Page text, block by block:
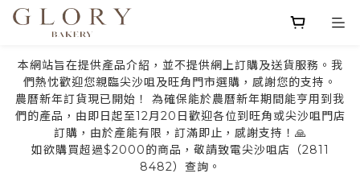
本網站旨在提供產品介紹，並不提供網上訂購及送貨服務。我
們熱忱歡迎您親臨尖沙咀及旺角門市選購，感謝您的支持。
農曆新年訂貨現已開始！ 為確保能於農曆新年期間能亨用到我
們的產品，由即日起至12月20日歡迎各位到旺角或尖沙咀門店
訂購，由於產能有限，訂滿即止，感謝支持！🙏
如欲購買超過$2000的商品，敬請致電尖沙咀店（2811
8482）查詢。